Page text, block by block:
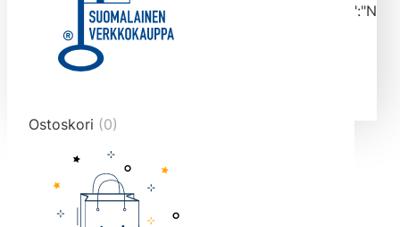
data-original-query-vars="[]" data-page="1"
data-max-pages="4514" data-start="1" data-
end="10">
Ostoskori (0)